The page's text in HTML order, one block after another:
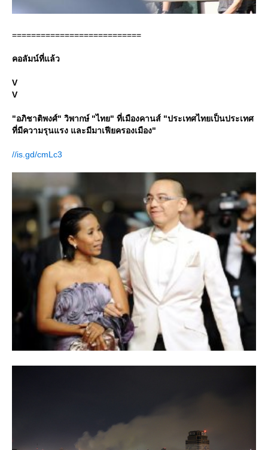
===========================
คอลัมน์ที่แล้ว
V
V
"อภิชาติพงศ์" วิพากษ์ "ไทย" ที่เมืองคานส์ "ประเทศไทยเป็นประเทศ
ที่มีความรุนแรง และมีมาเฟียครองเมือง"
//is.gd/cmLc3